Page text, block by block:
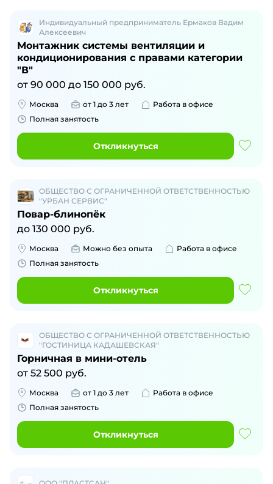
Индивидуальный предприниматель Ермаков Вадим
Алексеевич
Монтажник системы вентиляции и
кондиционирования с правами категории
"В"
от 90 000 до 150 000 руб.
Москва от 1 до 3 лет
Работа в офисе
Полная занятость
Откликнуться
ОБЩЕСТВО С ОГРАНИЧЕННОЙ ОТВЕТСТВЕННОСТЬЮ
"УРБАН СЕРВИС"
Повар-блинопёк
до 130 000 руб.
Москва Можно без опыта
Работа в офисе
Полная занятость
Откликнуться
ОБЩЕСТВО С ОГРАНИЧЕННОЙ ОТВЕТСТВЕННОСТЬЮ
"ГОСТИНИЦА КАДАШЕВСКАЯ"
Горничная в мини-отель
от 52 500 руб.
Москва от 1 до 3 лет
Работа в офисе
Полная занятость
Откликнуться